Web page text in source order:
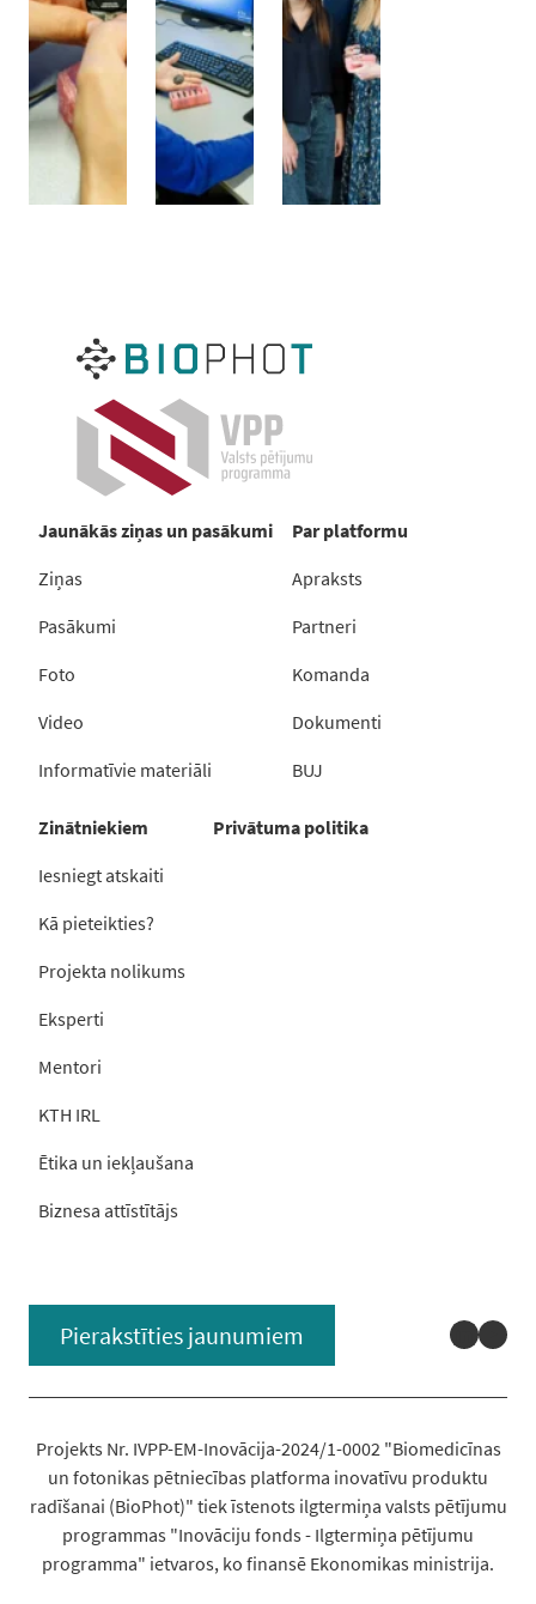
Jaunākās ziņas un pasākumi
Ziņas
Pasākumi
Foto
Video
Informatīvie materiāli
Par platformu
Apraksts
Partneri
Komanda
Dokumenti
BUJ
Zinātniekiem
Iesniegt atskaiti
Kā pieteikties?
Projekta nolikums
Eksperti
Mentori
KTH IRL
Ētika un iekļaušana
Biznesa attīstītājs
Privātuma politika
Pierakstīties jaunumiem
Projekts Nr. IVPP-EM-Inovācija-2024/1-0002 "Biomedicīnas
un fotonikas pētniecības platforma inovatīvu produktu
radīšanai (BioPhot)" tiek īstenots ilgtermiņa valsts pētījumu
programmas "Inovāciju fonds - Ilgtermiņa pētījumu
programma" ietvaros, ko finansē Ekonomikas ministrija.